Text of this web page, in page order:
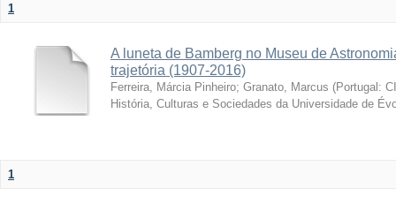
1
A luneta de Bamberg no Museu de
trajetória (1907-2016)
Ferreira, Márcia Pinheiro; Granato, Marcus (Portugal:
História, Culturas e Sociedades da Universidade de
1